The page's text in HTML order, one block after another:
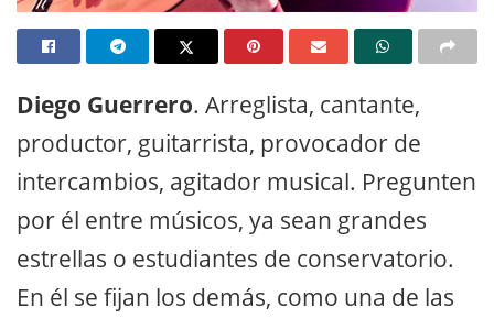
Diego Guerrero. Arreglista, cantante,
productor, guitarrista, provocador de
intercambios, agitador musical. Pregunten
por él entre músicos, ya sean grandes
estrellas o estudiantes de conservatorio.
En él se fijan los demás, como una de las